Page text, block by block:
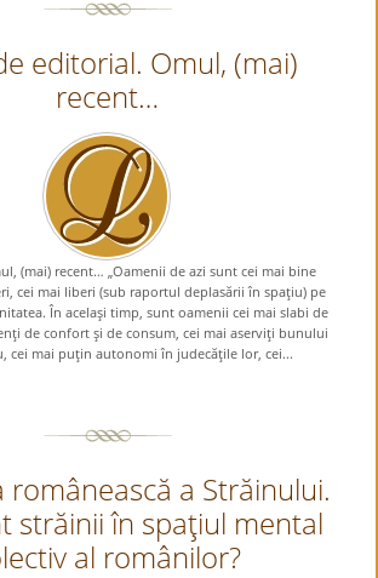
editorial. Omul, (mai)
recent…
(mai) recent… „Oamenii de azi sunt cei mai bine
cei mai liberi (sub raportul deplasării în spaţiu) pe
În acelaşi timp, sunt oamenii cei mai slabi de
de confort şi de consum, cei mai aserviţi bunului
cei mai puţin autonomi în judecăţile lor, cei...
românească a Străinului.
străinii în spaţiul mental
al românilor?